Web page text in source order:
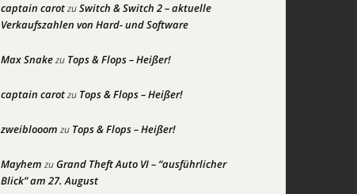
captain carotzuSwitch & Switch 2 – aktuelle
Verkaufszahlen von Hard- und Software
Max Snakezu Tops & Flops – Heißer!
captain carotzu Tops & Flops – Heißer!
zweiblooom zu Tops & Flops – Heißer!
Mayhem zuGrand Theft Auto VI – “ausführlicher
Blick” am 27. August